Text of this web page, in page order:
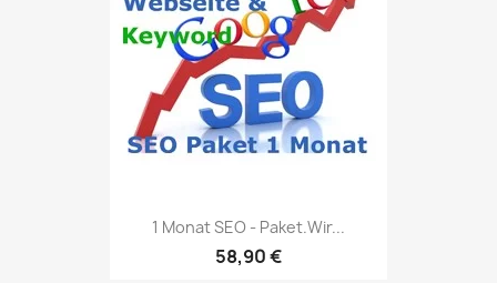
1 Monat SEO - Paket.Wir...
58,90 €